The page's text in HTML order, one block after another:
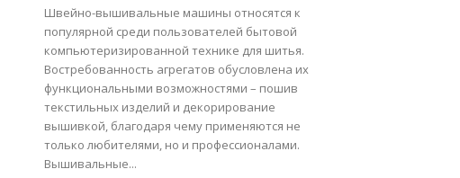
Швейно-вышивальные машины относятся к
популярной среди пользователей бытовой
компьютеризированной технике для шитья.
Востребованность агрегатов обусловлена их
функциональными возможностями – пошив
текстильных изделий и декорирование
вышивкой, благодаря чему применяются не
только любителями, но и профессионалами.
Вышивальные...